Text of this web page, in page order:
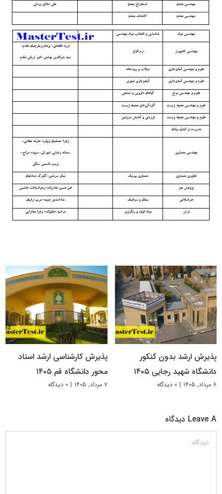
پذیرش ارشد بدون کنکور
دانشگاه شهید رجایی ۱۴۰۵
۸ مرداد, ۱۴۰۵ | ۰ دیدگاه
پذیرش کارشناسی ارشد استاد
محور دانشگاه قم ۱۴۰۵
۷ مرداد, ۱۴۰۵ | ۰ دیدگاه
Leave A دیدگاه
دیدگاه